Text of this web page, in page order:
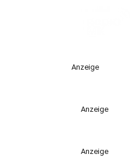
Anzeige
Anzeige
Anzeige